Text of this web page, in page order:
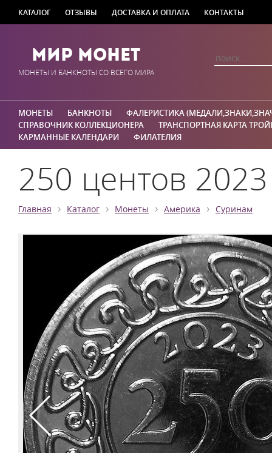
КАТАЛОГ ОТЗЫВЫ ДОСТАВКА И ОПЛАТА КОНТАКТЫ
Мир Монет
МОНЕТЫ И БАНКНОТЫ СО ВСЕГО МИРА
МОНЕТЫ БАНКНОТЫ
ФАЛЕРИСТИКА
СПРАВОЧНИК КОЛЛЕКЦИОНЕРА
ТРАНСПОРТНАЯ КАРТА
КАРМАННЫЕ КАЛЕНДАРИ
ФИЛАТЕЛИЯ
250 центов
Главная › Каталог › Монеты › Америка › Суринам